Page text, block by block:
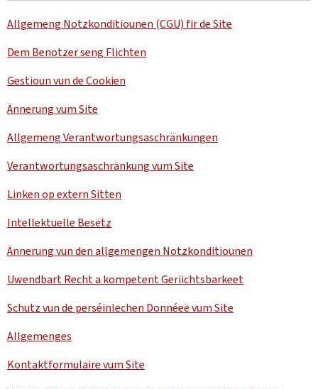
Allgemeng Notzkonditiounen (CGU) fir de Site
Dem Benotzer seng Flichten
Gestioun vun de Cookien
Ännerung vum Site
Allgemeng Verantwortungsaschränkungen
Verantwortungsaschränkung vum Site
Linken op extern Sitten
Intellektuelle Besëtz
Ännerung vun den allgemengen Notzkonditiounen
Uwendbart Recht a kompetent Geriichtsbarkeet
Schutz vun de perséinlechen Donnéeë vum Site
Allgemenges
Kontaktformulaire vum Site